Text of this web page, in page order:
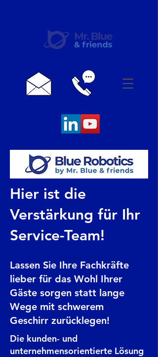
Hier ist die
Verstärkung für Ihr
Service-Team!
Lassen Sie Ihre Fachkräfte
lieber für das Wohl Ihrer
Gäste sorgen statt lange
Wege mit schwerem
Geschirr zurücklegen!
Die kunden- und
unternehmensorientierte Lösung